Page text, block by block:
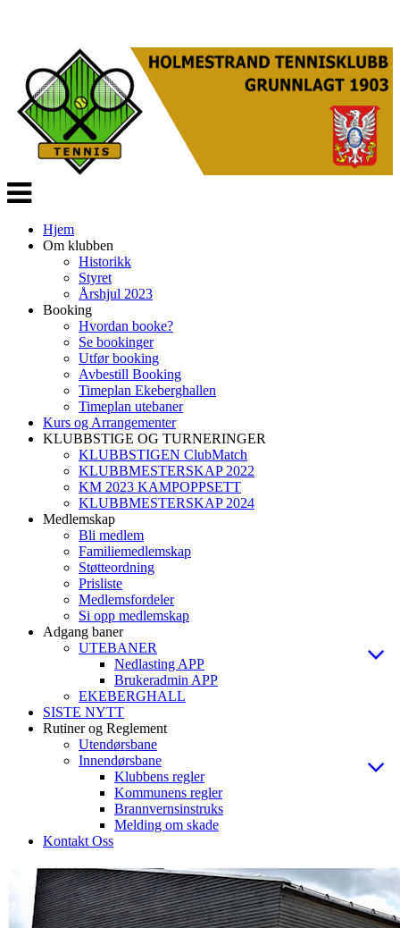
Veksle
navigasjon
Hjem
Om klubben
Historikk
Styret
Årshjul 2023
Booking
Hvordan booke?
Se bookinger
Utfør booking
Avbestill Booking
Timeplan Ekeberghallen
Timeplan utebaner
Kurs og Arrangementer
KLUBBSTIGE OG TURNERINGER
KLUBBSTIGEN ClubMatch
KLUBBMESTERSKAP 2022
KM 2023 KAMPOPPSETT
KLUBBMESTERSKAP 2024
Medlemskap
Bli medlem
Familiemedlemskap
Støtteordning
Prisliste
Medlemsfordeler
Si opp medlemskap
Adgang baner
UTEBANER
Nedlasting APP
Brukeradmin APP
EKEBERGHALL
SISTE NYTT
Rutiner og Reglement
Utendørsbane
Innendørsbane
Klubbens regler
Kommunens regler
Brannvernsinstruks
Melding om skade
Kontakt Oss